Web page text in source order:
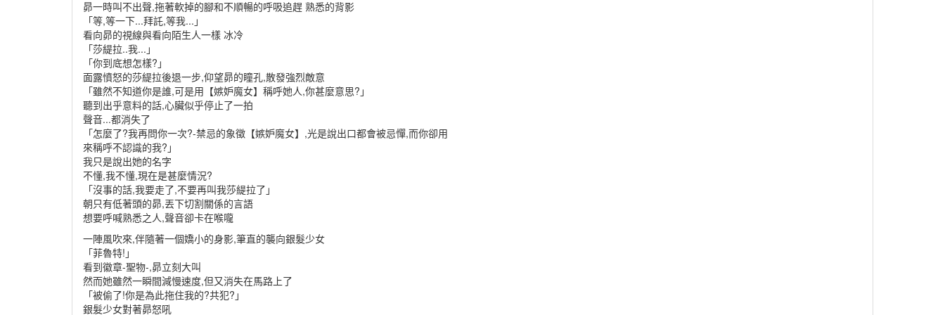
昴一時叫不出聲,拖著軟掉的腳和不順暢的呼吸追趕 熟悉的背影
「等,等一下...拜託,等我...」
看向昴的視線與看向陌生人一樣 冰冷
「莎緹拉..我...」
「你到底想怎樣?」
面露憤怒的莎緹拉後退一步,仰望昴的瞳孔,散發強烈敵意
「雖然不知道你是誰,可是用【嫉妒魔女】稱呼她人,你甚麼意思?」
聽到出乎意料的話,心臟似乎停止了一拍
聲音...都消失了
「怎麼了?我再問你一次?-禁忌的象徵【嫉妒魔女】,光是說出口都會被忌憚,而你卻用
來稱呼不認識的我?」
我只是說出她的名字
不懂,我不懂,現在是甚麼情況?
「沒事的話,我要走了,不要再叫我莎緹拉了」
朝只有低著頭的昴,丟下切割關係的言語
想要呼喊熟悉之人,聲音卻卡在喉嚨
一陣風吹來,伴隨著一個嬌小的身影,筆直的襲向銀髮少女
「菲魯特!」
看到徽章-聖物-,昴立刻大叫
然而她雖然一瞬間減慢速度,但又消失在馬路上了
「被偷了!你是為此拖住我的?共犯?」
銀髮少女對著昴怒吼